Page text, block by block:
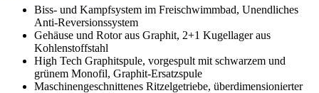
Biss- und Kampfsystem im Freischwimmbad, Unendliches
Anti-Reversionssystem
Gehäuse und Rotor aus Graphit, 2+1 Kugellager aus
Kohlenstoffstahl
High Tech Graphitspule, vorgespult mit schwarzem und
grünem Monofil, Graphit-Ersatzspule
Maschinengeschnittenes Ritzelgetriebe, überdimensionierter